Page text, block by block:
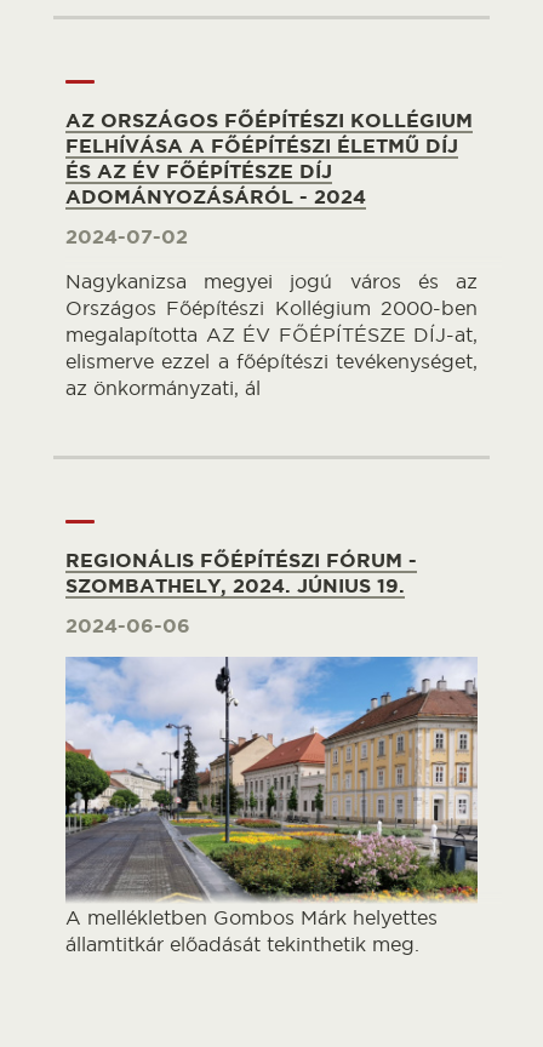
AZ ORSZÁGOS FŐÉPÍTÉSZI KOLLÉGIUM
FELHÍVÁSA A FŐÉPÍTÉSZI ÉLETMŰ DÍJ
ÉS AZ ÉV FŐÉPÍTÉSZE DÍJ
ADOMÁNYOZÁSÁRÓL - 2024
2024-07-02
Nagykanizsa megyei jogú város és az
Országos Főépítészi Kollégium 2000-ben
megalapította AZ ÉV FŐÉPÍTÉSZE DÍJ-at,
elismerve ezzel a főépítészi tevékenységet,
az önkormányzati, ál
REGIONÁLIS FŐÉPÍTÉSZI FÓRUM -
SZOMBATHELY, 2024. JÚNIUS 19.
2024-06-06
A mellékletben Gombos Márk helyettes
államtitkár előadását tekinthetik meg.